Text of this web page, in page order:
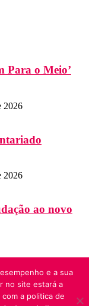
Para o Meio’
2026
2026
ao novo
e a sua
no site estará a
a politica de